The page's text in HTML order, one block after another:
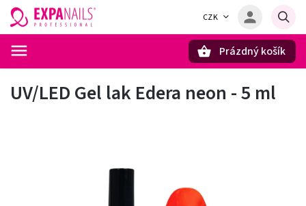
CZK
Prázdný košík
UV/LED Gel lak Edera neon - 5 ml